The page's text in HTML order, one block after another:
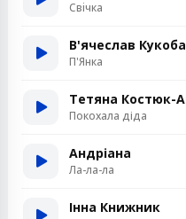
Свiчка
В'ячеслав Кукоба
П'Янка
Покохала діда
Андріана
Ла-ла-ла
Інна Книжник